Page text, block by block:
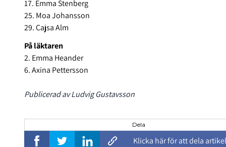
17. Emma Stenberg
25. Moa Johansson
29. Cajsa Alm
På läktaren
2. Emma Heander
6. Axina Pettersson
Publicerad av Ludvig Gustavsson
Dela
Klicka här för att dela